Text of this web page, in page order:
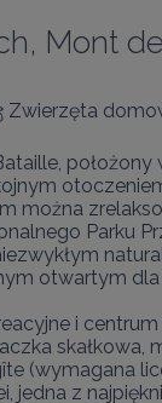
Mont
Zwierzęta
można
Parku
otwartym
i
skałkowa,
(wymagana
jedna z